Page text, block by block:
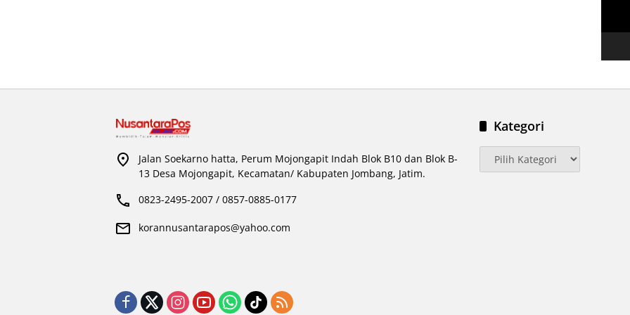
Jalan Soekarno hatta, Perum Mojongapit Indah Blok B10 dan Blok B-
13 Desa Mojongapit, Kecamatan/ Kabupaten Jombang, Jatim.
0823-2495-2007 / 0857-0885-0177
korannusantarapos@yahoo.com
Kategori
Kategori